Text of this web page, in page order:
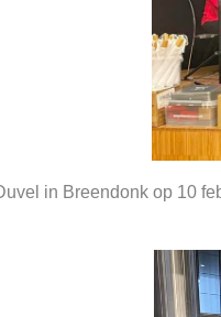
in Breendonk op 10